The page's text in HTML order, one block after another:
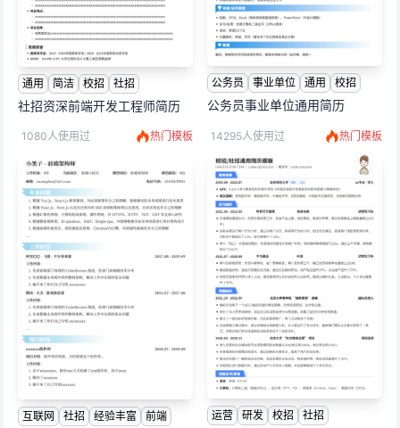
通用 简洁 校招 社招
社招资深前端开发工程师简历
公务员 事业单位 通用 校招
公务员事业单位通用简历
1080人使用过 热门模板
互联网 社招 经验丰富 前端
14295人使用过 热门模板
运营 研发 校招 社招